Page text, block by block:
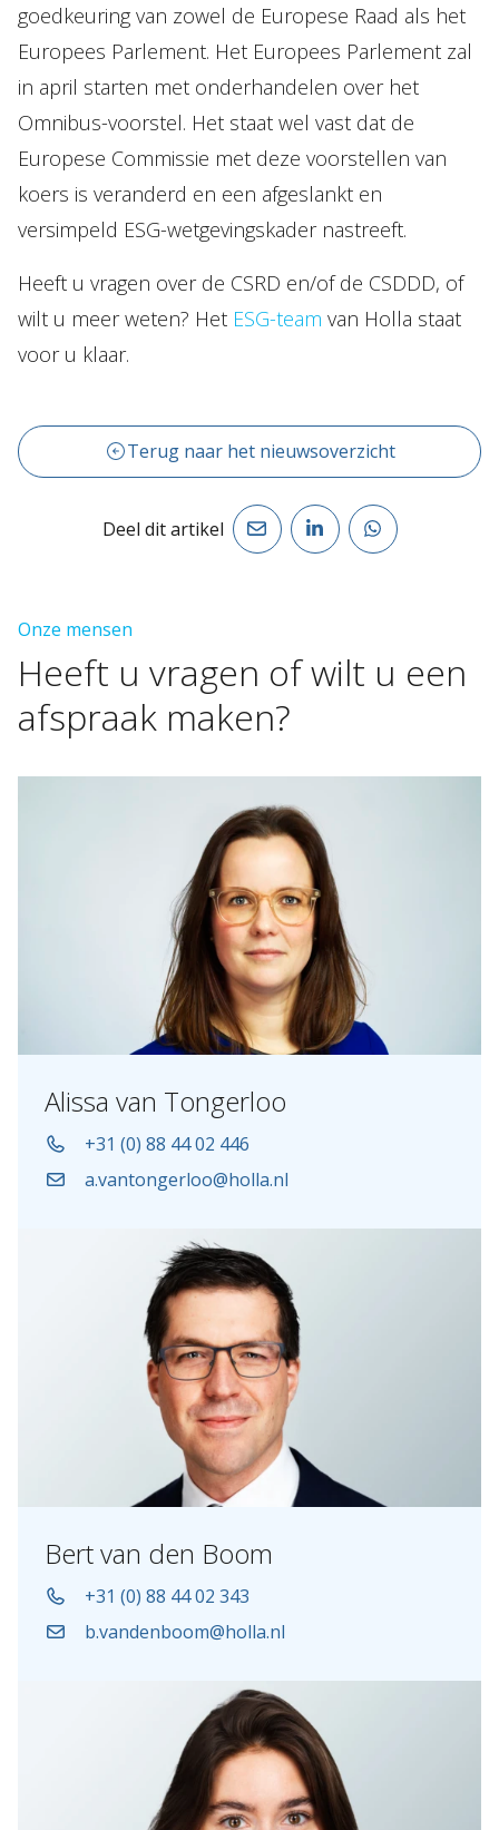
goedkeuring van zowel de Europese Raad als het
Europees Parlement. Het Europees Parlement zal
in april starten met onderhandelen over het
Omnibus-voorstel. Het staat wel vast dat de
Europese Commissie met deze voorstellen van
koers is veranderd en een afgeslankt en
versimpeld ESG-wetgevingskader nastreeft.
Heeft u vragen over de CSRD en/of de CSDDD, of
wilt u meer weten? Het ESG-team van Holla staat
voor u klaar.
Terug naar het nieuwsoverzicht
Deel dit artikel
Onze mensen
Heeft u vragen ofwilt u een
afspraak maken?
Alissa van Tongerloo
+31 (0) 88 44 02 446
a.vantongerloo@holla.nl
Bert van den Boom
+31 (0) 88 44 02 343
b.vandenboom@holla.nl